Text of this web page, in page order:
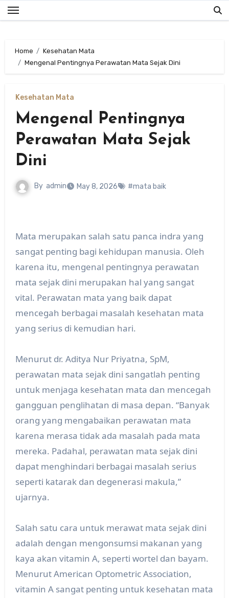
Skip
to
Home
Kesehatan Mata
Mengenal Pentingnya Perawatan Mata Sejak Dini
Kesehatan Mata
Mengenal Pentingnya
Perawatan Mata Sejak
Dini
By admin May 8, 2026 #mata baik
Mata merupakan salah satu panca indra yang
sangat penting bagi kehidupan manusia. Oleh
karena itu, mengenal pentingnya perawatan
mata sejak dini merupakan hal yang sangat
vital. Perawatan mata yang baik dapat
mencegah berbagai masalah kesehatan mata
yang serius di kemudian hari.
Menurut dr. Aditya Nur Priyatna, SpM,
perawatan mata sejak dini sangatlah penting
untuk menjaga kesehatan mata dan mencegah
gangguan penglihatan di masa depan. “Banyak
orang yang mengabaikan perawatan mata
karena merasa tidak ada masalah pada mata
mereka. Padahal, perawatan mata sejak dini
dapat menghindari berbagai masalah serius
seperti katarak dan degenerasi makula,”
ujarnya.
Salah satu cara untuk merawat mata sejak dini
adalah dengan mengonsumsi makanan yang
kaya akan vitamin A, seperti wortel dan bayam.
Menurut American Optometric Association,
vitamin A sangat penting untuk kesehatan mata